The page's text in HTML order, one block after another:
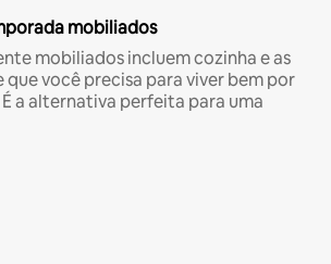
mobiliados
mobiliados incluem cozinha e as
você precisa para viver bem por
É a alternativa perfeita para uma